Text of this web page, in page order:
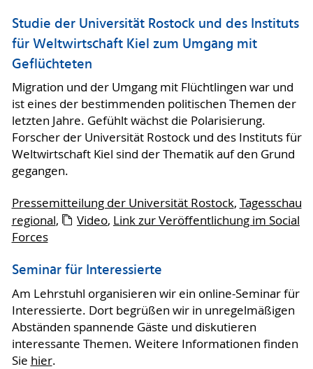
Studie der Universität Rostock und des Instituts
für Weltwirtschaft Kiel zum Umgang mit
Geflüchteten
Migration und der Umgang mit Flüchtlingen war und
ist eines der bestimmenden politischen Themen der
letzten Jahre. Gefühlt wächst die Polarisierung.
Forscher der Universität Rostock und des Instituts für
Weltwirtschaft Kiel sind der Thematik auf den Grund
gegangen.
Pressemitteilung der Universität Rostock, Tagesschau
regional, Video, Link zur Veröffentlichung im Social
Forces
Seminar für Interessierte
Am Lehrstuhl organisieren wir ein online-Seminar für
Interessierte. Dort begrüßen wir in unregelmäßigen
Abständen spannende Gäste und diskutieren
interessante Themen. Weitere Informationen finden
Sie hier.